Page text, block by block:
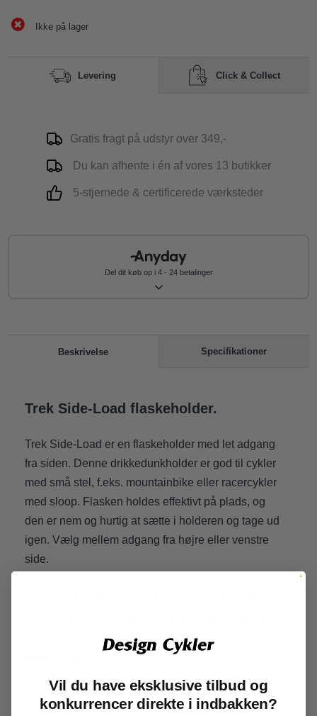
Ikke på lager
Levering Click & Collect
Gratis fragt på udstyr over 349,-
Du kan afhente i én af vores 13 butikker
5-stjernede & certificerede værksteder
Del dit køb op i 4 - 24 betalinger
Beskrivelse Specifikationer
Trek Side-Load flaskeholder.
Trek Side-Load er en flaskeholder med let adgang
fra siden. Denne drikkedunkholder er god til cykler
med små stel, f.eks. mountainbike eller racercykler
med sloop. Flasken holdes effektivt på plads, og
den er nem og hurtig at sætte i holderen og tage ud
igen. Vælg mellem adgang fra højre eller venstre
side.
Levering:
Leveringstid 2-8 hverdage, hvis varen
er på lager i butik
Vil du have eksklusive tilbud og
konkurrencer direkte i indbakken?